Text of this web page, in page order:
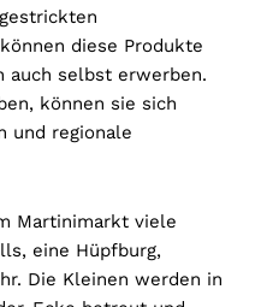
diese Produkte
auch selbst erwerben.
können sie sich
und regionale
Martinimarkt viele
eine Hüpfburg,
Die Kleinen werden in